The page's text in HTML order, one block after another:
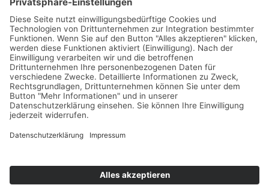
natax.net/impressum).
Kenntnisnahme*
Ich nehme zur Kenntnis, dass alle in
meinem Ausbildungsvertrag festgelegten
Bedingungen sowie alle Kursstrukturen,
Inhalte sowie bereits geleistete Zahlungen der
bei der Einzelunternehmerin Natascha Eyber,
unveränderter Form von Naxedans GmbH